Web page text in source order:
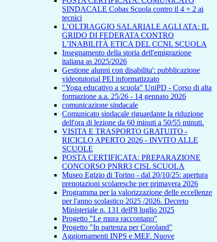
SINDACALE Cobas Scuola contro il 4 + 2 ai
tecnici
L’OLTRAGGIO SALARIALE AGLI ATA: IL
GRIDO DI FEDERATA CONTRO
L’INABILITÀ ETICA DEL CCNL SCUOLA
Insegnamento della storia dell'emigrazione
italiana as 2025/2026
Gestione alunni con disabilita': pubblicazione
videotutorial PEI informatizzato
"Yoga educativo a scuola" UniPD - Corso di alta
formazione a.a. 25/26 - 14 gennaio 2026
comunicazione sindacale
Comunicato sindacale riguardante la riduzione
dell'ora di lezione da 60 minuti a 50/55 minuti.
VISITA E TRASPORTO GRATUITO -
RICICLO APERTO 2026 - INVITO ALLE
SCUOLE
POSTA CERTIFICATA: PREPARAZIONE
CONCORSO PNRR3 CISL SCUOLA
Museo Egizio di Torino - dal 20/10/25: apertura
prenotazioni scolaresche per primavera 2026
Programma per la valorizzazione delle eccellenze
per l'anno scolastico 2025 /2026. Decreto
Ministeriale n. 131 dell'8 luglio 2025
Progetto "Le mura raccontano"
Progetto "In partenza per Coroland"
Aggiornamenti INPS e MEF. Nuove